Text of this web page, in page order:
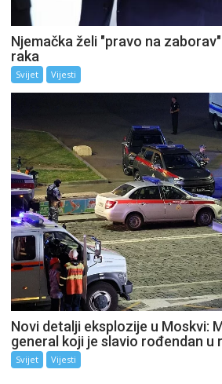
Njemačka želi "pravo na
raka
Svijet Vijesti
Novi detalji eksplozije u Moskvi:
general koji je slavio rođendan u
Svijet Vijesti